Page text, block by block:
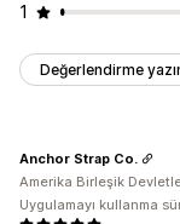
1
Değerlendirme
Anchor Strap Co.
Amerika Birleşik
Uygulamayı kullanma